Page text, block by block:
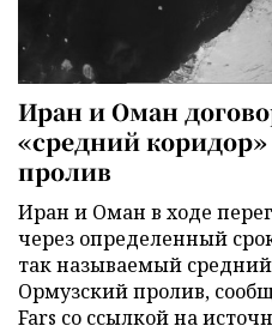
Иран и Оман
«средний
пролив
Иран и Оман в ходе
через определенный
так называемый
Ормузский пролив,
Fars со ссылкой на